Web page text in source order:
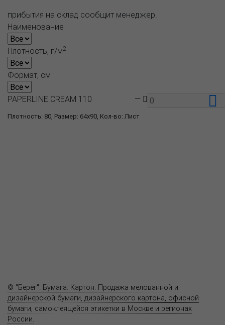
прибытия на склад сообщит менеджер.
Наименование
Плотность, г/м2
Формат, см
Плотность: 80, Размер: 64x90, Кол-во: Лист
PAPERLINE CREAM 110 —
© "Берег". Бумага. Картон. Продажа мелованной и
дизайнерской бумаги, дизайнерского картона, офисной
бумаги, самоклеящейся этикетки в Москве и регионах
России.